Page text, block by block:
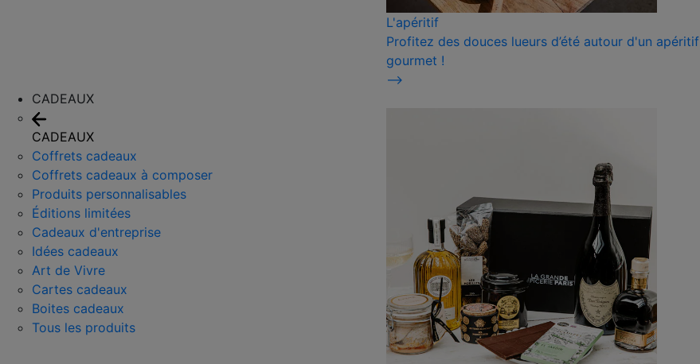
L'apéritif
Profitez des douces lueurs d’été autour d'un apéritif
gourmet !
⟶
CADEAUX
CADEAUX
Coffrets cadeaux
Coffrets cadeaux à composer
Produits personnalisables
Éditions limitées
Cadeaux d'entreprise
Idées cadeaux
Art de Vivre
Cartes cadeaux
Boites cadeaux
Tous les produits